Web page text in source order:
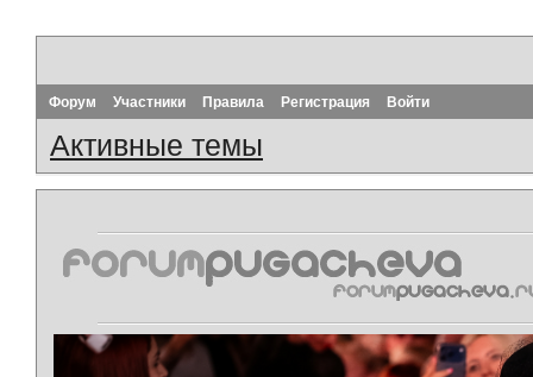
Форум Участники Правила Регистрация Войти
Активные темы